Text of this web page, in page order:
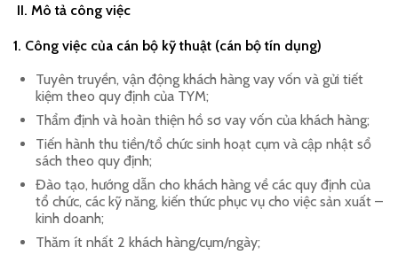
II. Mô tả công việc
1. Công việc của cán bộ kỹ thuật (cán bộ tín dụng)
Tuyên truyền, vận động khách hàng vay vốn và gửi tiết
kiệm theo quy định của TYM;
Thẩm định và hoàn thiện hồ sơ vay vốn của khách hàng;
Tiến hành thu tiền/tổ chức sinh hoạt cụm và cập nhật sổ
sách theo quy định;
Đào tạo, hướng dẫn cho khách hàng về các quy định của
tổ chức, các kỹ năng, kiến thức phục vụ cho việc sản xuất –
kinh doanh;
Thăm ít nhất 2 khách hàng/cụm/ngày;